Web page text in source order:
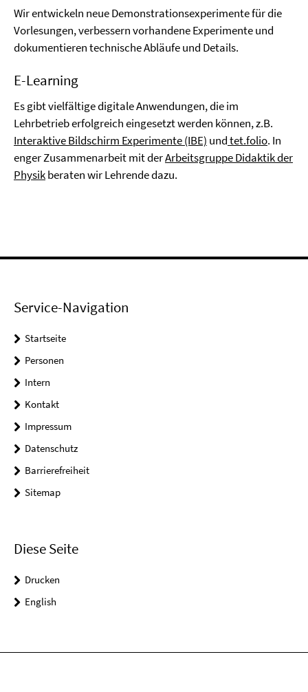
Wir entwickeln neue Demonstrationsexperimente für die
Vorlesungen, verbessern vorhandene Experimente und
dokumentieren technische Abläufe und Details.
E-Learning
Es gibt vielfältige digitale Anwendungen, die im
Lehrbetrieb erfolgreich eingesetzt werden können, z.B.
Interaktive Bildschirm Experimente (IBE) undtet.folio. In
enger Zusammenarbeit mit derArbeitsgruppe Didaktik der
Physikberaten wir Lehrende dazu.
Service-Navigation
Startseite
Personen
Intern
Kontakt
Impressum
Datenschutz
Barrierefreiheit
Sitemap
Diese Seite
Drucken
English